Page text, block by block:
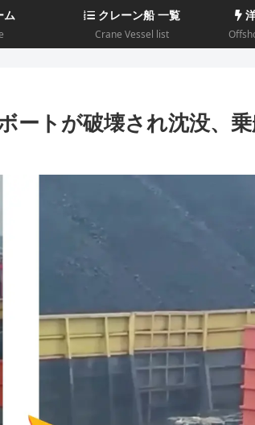
ム クレーン船 一覧
Crane Vessel list
ートが破壊され沈没、